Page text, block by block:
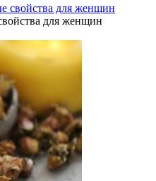
свойства для женщин
для женщин